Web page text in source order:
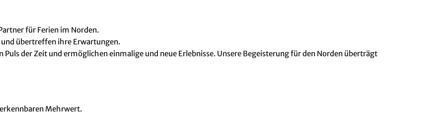
für Ferien im Norden.
übertreffen ihre Erwartungen.
der Zeit und ermöglichen einmalige und neue Erlebnisse. Unsere Begeisterung für den Norden überträgt
Mehrwert.